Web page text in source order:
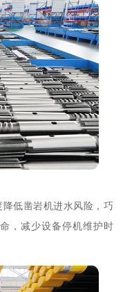
低凿岩机进水风险，巧
，减少设备停机维护时